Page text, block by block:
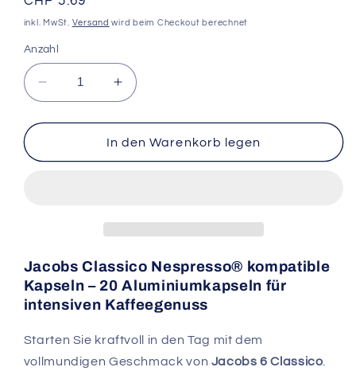
Preis
inkl. MwSt. Versand wird beim Checkout berechnet
Anzahl
Verringere
die
Menge
Jacobs
Kapseln
Erhöhe
die
Menge
für
Jacobs
Kapseln
In den Warenkorb legen
Jacobs Classico Nespresso® kompatible
Kapseln – 20 Aluminiumkapseln für
intensiven Kaffeegenuss
Starten Sie kraftvoll in den Tag mit dem
vollmundigen Geschmack von Jacobs 6 Classico